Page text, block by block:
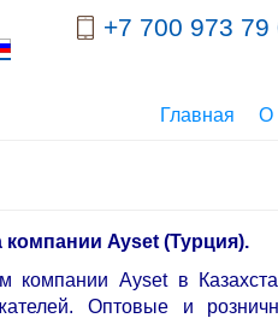
+7 700 973 79
Главная О
Ayset (Турция).
компании Ayset в
Оптовые и